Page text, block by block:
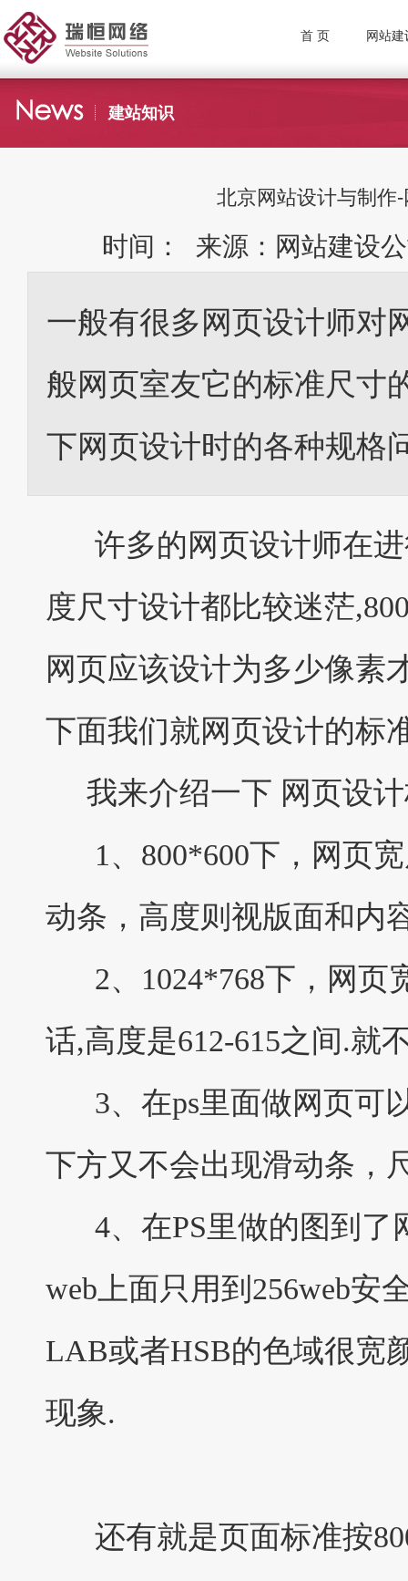
首 页 网站建
建站知识
北京网站设计与制作
时间： 来源：网站建设
一般有很多网页设计师对
般网页室友它的标准尺寸
下网页设计时的各种规格
许多的网页设计师在进
度尺寸设计都比较迷茫
网页应该设计为多少像素
下面我们就网页设计的标
我来介绍一下 网页设计
1、800*600下，网页宽
动条，高度则视版面和内
2、1024*768下，网页
话,高度是612-615之间.就
3、在ps里面做网页可
下方又不会出现滑动条，
4、在PS里做的图到了
web上面只用到256web安
LAB或者HSB的色域很宽
现象.
还有就是页面标准按